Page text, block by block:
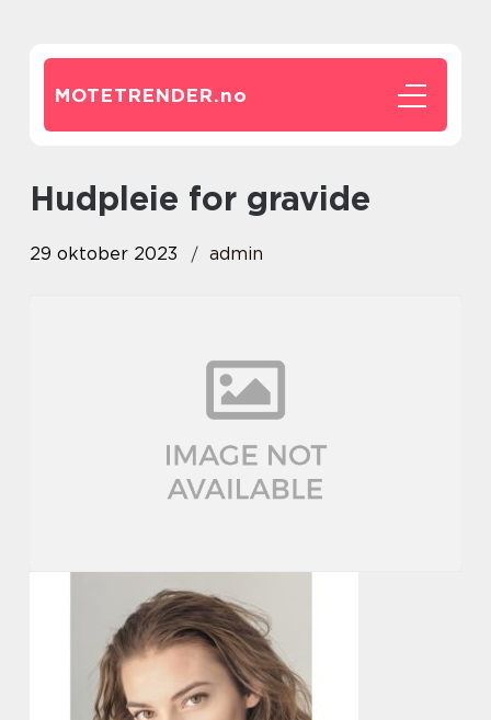
MOTETRENDER.no
hudpleie for gravide
29 oktober 2023 admin